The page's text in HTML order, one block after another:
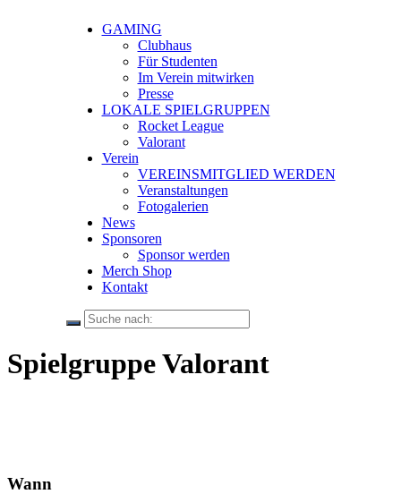
GAMING
Clubhaus
Für Studenten
Im Verein mitwirken
Presse
LOKALE SPIELGRUPPEN
Rocket League
Valorant
Verein
VEREINSMITGLIED WERDEN
Veranstaltungen
Fotogalerien
News
Sponsoren
Sponsor werden
Merch Shop
Kontakt
Spielgruppe Valorant
Wann